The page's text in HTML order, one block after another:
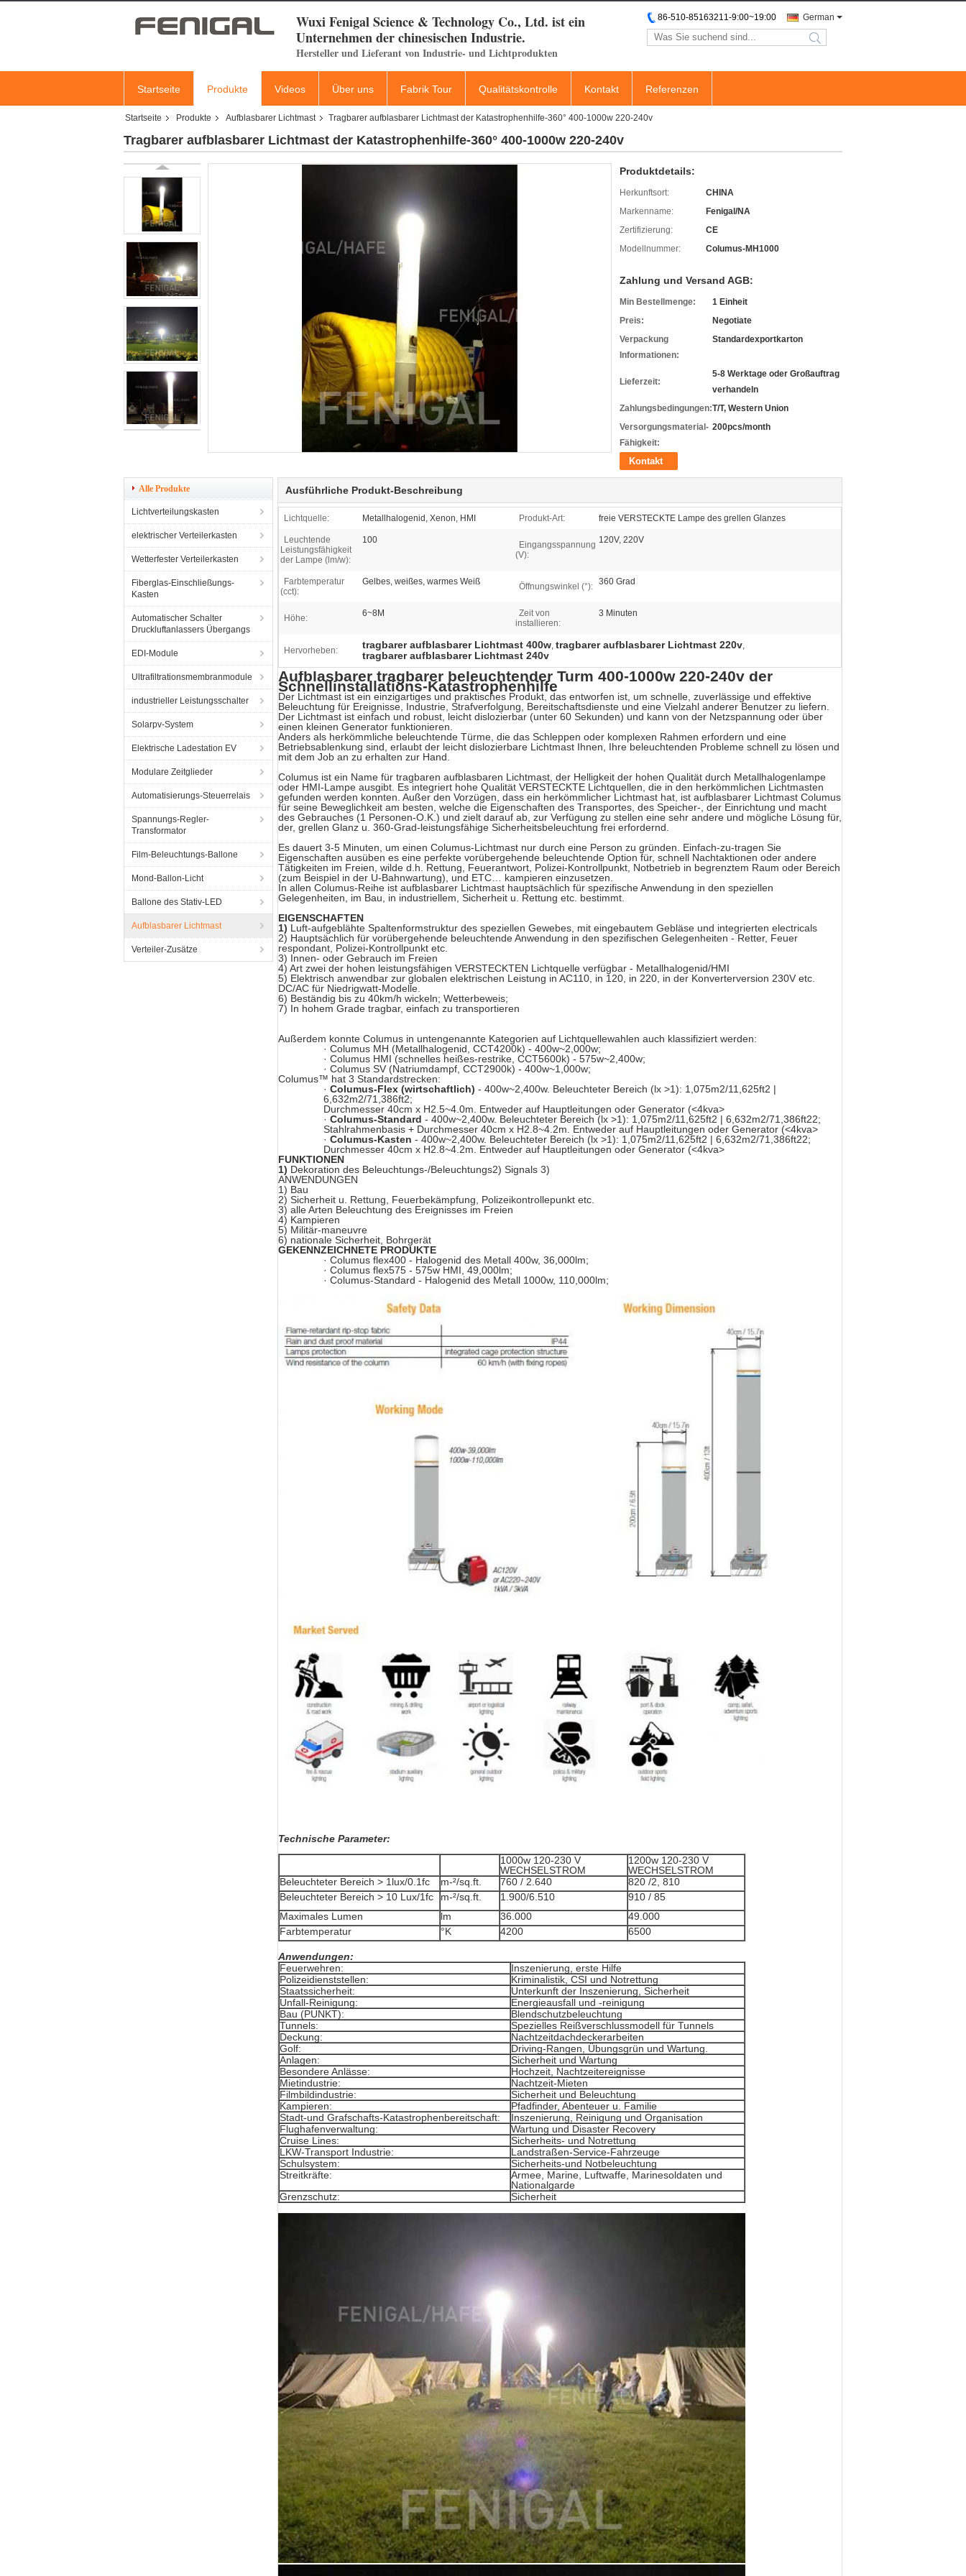
Wuxi Fenigal Science & Technology Co., Ltd. ist ein
Unternehmen der chinesischen Industrie.
Hersteller und Lieferant von Industrie- und Lichtprodukten
German
86-510-85163211-9:00~19:00
search
Startseite Produkte Videos Über uns Fabrik Tour Qualitätskontrolle Kontakt Referenzen
Startseite Produkte Aufblasbarer Lichtmast Tragbarer aufblasbarer Lichtmast der Katastrophenhilfe-360° 400-1000w 220-240v
Tragbarer aufblasbarer Lichtmast der Katastrophenhilfe-360° 400-1000w 220-240v
Produktdetails:
Herkunftsort:
CHINA
Markenname:
Fenigal/NA
Zertifizierung:
CE
Modellnummer:
Columus-MH1000
Zahlung und Versand AGB:
Min Bestellmenge:
1 Einheit
Preis:
Negotiate
Verpackung
Informationen:
Standardexportkarton
Lieferzeit:
5-8 Werktage oder Großauftrag
verhandeln
Zahlungsbedingungen:T/T, Western Union
Versorgungsmaterial-
Fähigkeit:
200pcs/month
Kontakt
Alle Produkte
Lichtverteilungskasten
elektrischer Verteilerkasten
Wetterfester Verteilerkasten
Fiberglas-Einschließungs-
Kasten
Automatischer Schalter
Druckluftanlassers Übergangs
EDI-Module
Ultrafiltrationsmembranmodule
industrieller Leistungsschalter
Solarpv-System
Elektrische Ladestation EV
Modulare Zeitglieder
Automatisierungs-Steuerrelais
Spannungs-Regler-
Transformator
Film-Beleuchtungs-Ballone
Mond-Ballon-Licht
Ballone des Stativ-LED
Aufblasbarer Lichtmast
Verteiler-Zusätze
Ausführliche Produkt-Beschreibung
Lichtquelle: Metallhalogenid, Xenon, HMI Produkt-Art: freie VERSTECKTE Lampe des grellen Glanzes
Leuchtende
Leistungsfähigkeit
der Lampe (lm/w):
100
Eingangsspannung
(V):
120V, 220V
Farbtemperatur
(cct):
Gelbes, weißes, warmes Weiß Öffnungswinkel (°): 360 Grad
Höhe: 6~8M
Zeit von
installieren:
3 Minuten
Hervorheben: tragbarer aufblasbarer Lichtmast 400w, tragbarer aufblasbarer Lichtmast 220v,
tragbarer aufblasbarer Lichtmast 240v
Aufblasbarer tragbarer beleuchtender Turm 400-1000w 220-240v der
Schnellinstallations-Katastrophenhilfe
Der Lichtmast ist ein einzigartiges und praktisches Produkt, das entworfen ist, um schnelle, zuverlässige und effektive
Beleuchtung für Ereignisse, Industrie, Strafverfolgung, Bereitschaftsdienste und eine Vielzahl anderer Benutzer zu liefern.
Der Lichtmast ist einfach und robust, leicht dislozierbar (unter 60 Sekunden) und kann von der Netzspannung oder über
einen kleinen Generator funktionieren.
Anders als herkömmliche beleuchtende Türme, die das Schleppen oder komplexen Rahmen erfordern und eine
Betriebsablenkung sind, erlaubt der leicht dislozierbare Lichtmast Ihnen, Ihre beleuchtenden Probleme schnell zu lösen und
mit dem Job an zu erhalten zur Hand.
Columus ist ein Name für tragbaren aufblasbaren Lichtmast, der Helligkeit der hohen Qualität durch Metallhalogenlampe
oder HMI-Lampe ausgibt. Es integriert hohe Qualität VERSTECKTE Lichtquellen, die in den herkömmlichen Lichtmasten
gefunden werden konnten. Außer den Vorzügen, dass ein herkömmlicher Lichtmast hat, ist aufblasbarer Lichtmast Columus
für seine Beweglichkeit am besten, welche die Eigenschaften des Transportes, des Speicher-, der Einrichtung und macht
des Gebrauches (1 Personen-O.K.) und zielt darauf ab, zur Verfügung zu stellen eine sehr andere und mögliche Lösung für,
der, grellen Glanz u. 360-Grad-leistungsfähige Sicherheitsbeleuchtung frei erfordernd.
Es dauert 3-5 Minuten, um einen Columus-Lichtmast nur durch eine Person zu gründen. Einfach-zu-tragen Sie
Eigenschaften ausüben es eine perfekte vorübergehende beleuchtende Option für, schnell Nachtaktionen oder andere
Tätigkeiten im Freien, wilde d.h. Rettung, Feuerantwort, Polizei-Kontrollpunkt, Notbetrieb in begrenztem Raum oder Bereich
(zum Beispiel in der U-Bahnwartung), und ETC… kampieren einzusetzen.
In allen Columus-Reihe ist aufblasbarer Lichtmast hauptsächlich für spezifische Anwendung in den speziellen
Gelegenheiten, im Bau, in industriellem, Sicherheit u. Rettung etc. bestimmt.
EIGENSCHAFTEN
1) Luft-aufgeblähte Spaltenformstruktur des speziellen Gewebes, mit eingebautem Gebläse und integrierten electricals
2) Hauptsächlich für vorübergehende beleuchtende Anwendung in den spezifischen Gelegenheiten - Retter, Feuer
respondant, Polizei-Kontrollpunkt etc.
3) Innen- oder Gebrauch im Freien
4) Art zwei der hohen leistungsfähigen VERSTECKTEN Lichtquelle verfügbar - Metallhalogenid/HMI
5) Elektrisch anwendbar zur globalen elektrischen Leistung in AC110, in 120, in 220, in der Konverterversion 230V etc.
DC/AC für Niedrigwatt-Modelle.
6) Beständig bis zu 40km/h wickeln; Wetterbeweis;
7) In hohem Grade tragbar, einfach zu transportieren
Außerdem konnte Columus in untengenannte Kategorien auf Lichtquellewahlen auch klassifiziert werden:
· Columus MH (Metallhalogenid, CCT4200k) - 400w~2,000w;
· Columus HMI (schnelles heißes-restrike, CCT5600k) - 575w~2,400w;
· Columus SV (Natriumdampf, CCT2900k) - 400w~1,000w;
Columus™ hat 3 Standardstrecken:
· Columus-Flex (wirtschaftlich) - 400w~2,400w. Beleuchteter Bereich (lx >1): 1,075m2/11,625ft2 |
6,632m2/71,386ft2;
Durchmesser 40cm x H2.5~4.0m. Entweder auf Hauptleitungen oder Generator (<4kva>
· Columus-Standard - 400w~2,400w. Beleuchteter Bereich (lx >1): 1,075m2/11,625ft2 | 6,632m2/71,386ft22;
Stahlrahmenbasis + Durchmesser 40cm x H2.8~4.2m. Entweder auf Hauptleitungen oder Generator (<4kva>
· Columus-Kasten - 400w~2,400w. Beleuchteter Bereich (lx >1): 1,075m2/11,625ft2 | 6,632m2/71,386ft22;
Durchmesser 40cm x H2.8~4.2m. Entweder auf Hauptleitungen oder Generator (<4kva>
FUNKTIONEN
1) Dekoration des Beleuchtungs-/Beleuchtungs2) Signals 3)
ANWENDUNGEN
1) Bau
2) Sicherheit u. Rettung, Feuerbekämpfung, Polizeikontrollepunkt etc.
3) alle Arten Beleuchtung des Ereignisses im Freien
4) Kampieren
5) Militär-maneuvre
6) nationale Sicherheit, Bohrgerät
GEKENNZEICHNETE PRODUKTE
· Columus flex400 - Halogenid des Metall 400w, 36,000lm;
· Columus flex575 - 575w HMI, 49,000lm;
· Columus-Standard - Halogenid des Metall 1000w, 110,000lm;
Technische Parameter:
1000w 120-230 V
WECHSELSTROM
1200w 120-230 V
WECHSELSTROM
Beleuchteter Bereich > 1lux/0.1fc
m-²/sq.ft. 760 / 2.640
820 /2, 810
Beleuchteter Bereich > 10 Lux/1fc
m-²/sq.ft. 1.900/6.510
910 / 85
Maximales Lumen
lm 36.000
49.000
Farbtemperatur
°K 4200 6500
Anwendungen:
Feuerwehren:
Inszenierung, erste Hilfe
Polizeidienststellen:
Kriminalistik, CSI und Notrettung
Staatssicherheit:
Unterkunft der Inszenierung, Sicherheit
Unfall-Reinigung:
Energieausfall und -reinigung
Bau (PUNKT):
Blendschutzbeleuchtung
Tunnels:
Spezielles Reißverschlussmodell für Tunnels
Deckung:
Nachtzeitdachdeckerarbeiten
Golf:
Driving-Rangen, Übungsgrün und Wartung.
Anlagen:
Sicherheit und Wartung
Besondere Anlässe:
Hochzeit, Nachtzeitereignisse
Mietindustrie:
Nachtzeit-Mieten
Filmbildindustrie:
Sicherheit und Beleuchtung
Kampieren:
Pfadfinder, Abenteuer u. Familie
Stadt-und Grafschafts-Katastrophenbereitschaft:
Inszenierung, Reinigung und Organisation
Flughafenverwaltung:
Wartung und Disaster Recovery
Cruise Lines:
Sicherheits- und Notrettung
LKW-Transport Industrie:
Landstraßen-Service-Fahrzeuge
Schulsystem:
Sicherheits-und Notbeleuchtung
Streitkräfte:
Armee, Marine, Luftwaffe, Marinesoldaten und
Nationalgarde
Grenzschutz:
Sicherheit